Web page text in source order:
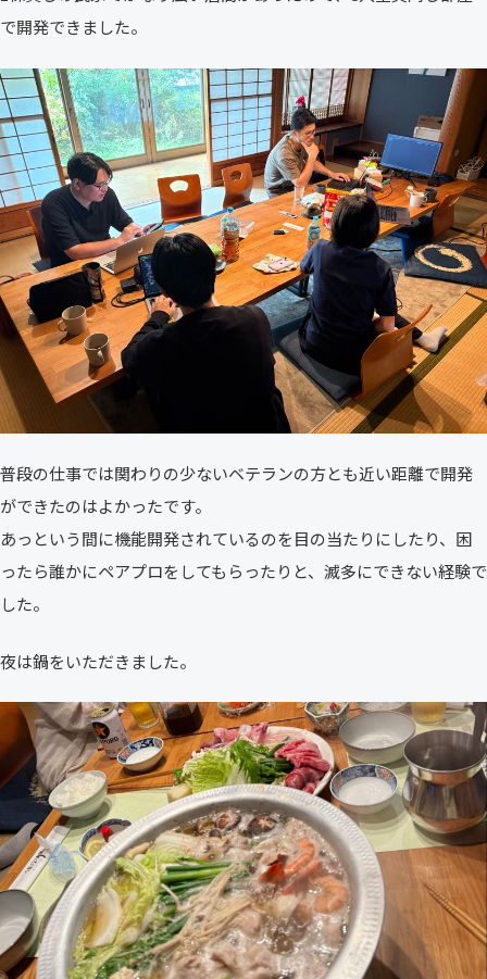
で開発できました。
普段の仕事では関わりの少ないベテランの方とも近い距離で開発
ができたのはよかったです。
あっという間に機能開発されているのを目の当たりにしたり、困
ったら誰かにペアプロをしてもらったりと、滅多にできない経験で
した。
夜は鍋をいただきました。